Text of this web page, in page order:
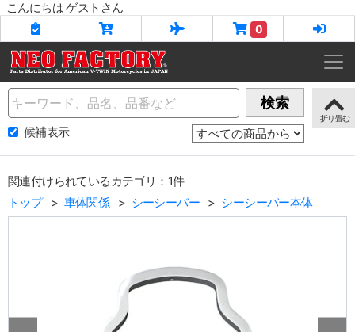
こんにちは ゲストさん
0
Name 検索
候補表示
関連付けられているカテゴリ：1件
トップ
車体関係 シーシーバー シーシーバー本体